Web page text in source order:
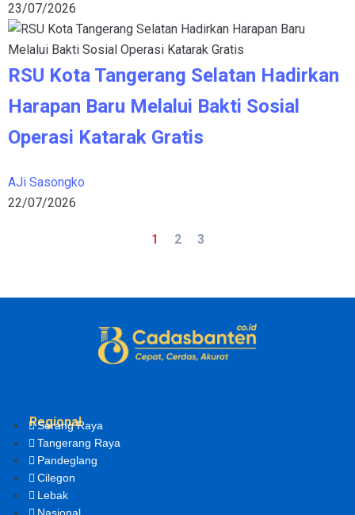
23/07/2026
RSU Kota Tangerang Selatan Hadirkan
Harapan Baru Melalui Bakti Sosial
Operasi Katarak Gratis
AJi Sasongko
22/07/2026
1 2 3
Regional
Serang Raya
Tangerang Raya
Pandeglang
Cilegon
Lebak